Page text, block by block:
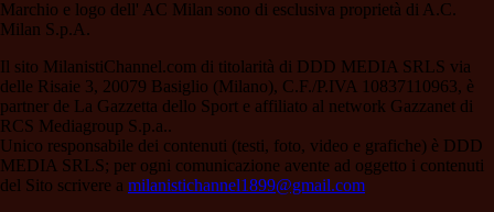
Marchio e logo dell' AC Milan sono di esclusiva proprietà di A.C.
Milan S.p.A.
Il sito MilanistiChannel.com di titolarità di DDD MEDIA SRLS via
delle Risaie 3, 20079 Basiglio (Milano), C.F./P.IVA 10837110963, è
partner de La Gazzetta dello Sport e affiliato al network Gazzanet di
RCS Mediagroup S.p.a..
Unico responsabile dei contenuti (testi, foto, video e grafiche) è DDD
MEDIA SRLS; per ogni comunicazione avente ad oggetto i contenuti
del Sito scrivere a milanistichannel1899@gmail.com